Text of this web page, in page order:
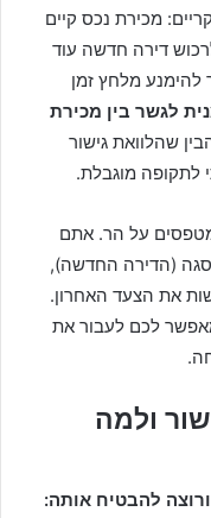
מכירת נכס קיים
דירה חדשה עוד
מלחץ זמן
לגשר בין מכירת
שהלוואת גישור
לתקופה מוגבלת.
על הר. אתם
(הדירה החדשה),
את הצעד האחרון.
לכם לעבור את
ולמה
להבטיח אותה: